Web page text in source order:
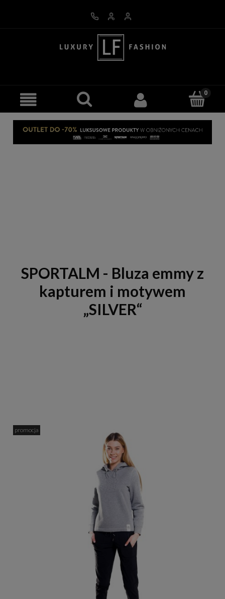
SPORTALM - Bluza emmy z
kapturem i motywem
„SILVER“
promocja